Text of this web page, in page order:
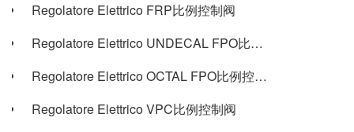
Regolatore Elettrico FRP比例控制阀
Regolatore Elettrico UNDECAL FPO比例控制阀
Regolatore Elettrico OCTAL FPO比例控制阀
Regolatore Elettrico VPC比例控制阀